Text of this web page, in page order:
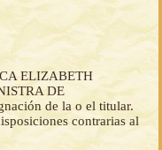
ELIZABETH
DE
de la o el titular.
contrarias al